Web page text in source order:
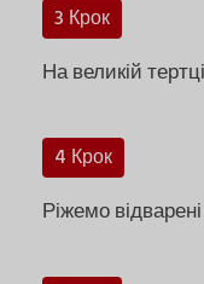
3 Крок
На великій
4 Крок
Ріжемо